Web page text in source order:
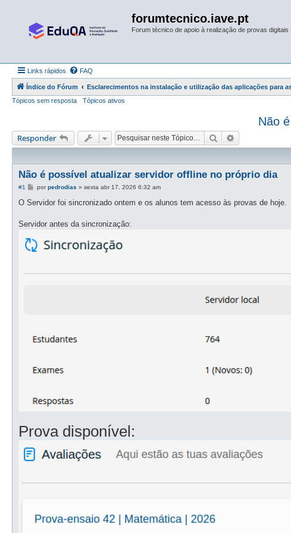
forumtecnico.iave.pt
Forum técnico de apoio à realização de provas digitais
Links rápidos FAQ
Índice do Fórum
Esclarecimentos na instalação e utilização das aplicações para
Tópicos sem resposta
Tópicos ativos
Não
Responder Pesquisar
Não é possível atualizar servidor offline no próprio dia
#1
M
n
g
porpedrodias » sexta abr 17, 2026 6:32 am
O Servidor foi sincronizado ontem e os alunos tem acesso às provas de hoje.
Servidor antes da sincronização:
Prova disponível: